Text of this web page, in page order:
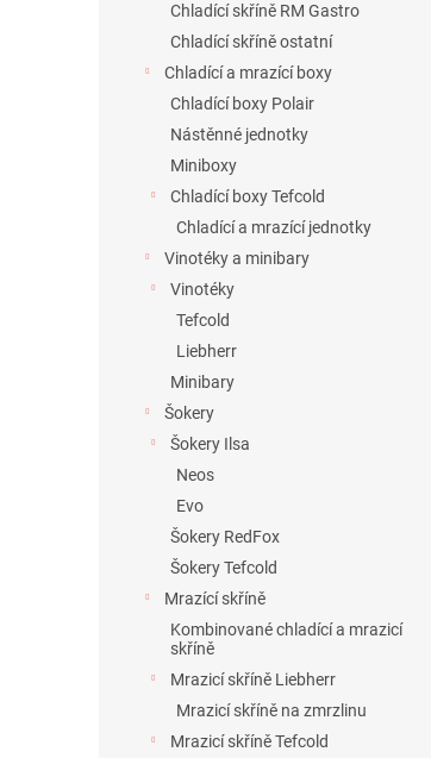
Chladící skříně RM Gastro
Chladící skříně ostatní
Chladící a mrazící boxy
Chladící boxy Polair
Nástěnné jednotky
Miniboxy
Chladící boxy Tefcold
Chladící a mrazící jednotky
Vinotéky a minibary
Vinotéky
Tefcold
Liebherr
Minibary
Šokery
Šokery Ilsa
Neos
Evo
Šokery RedFox
Šokery Tefcold
Mrazící skříně
Kombinované chladící a mrazicí
skříně
Mrazicí skříně Liebherr
Mrazicí skříně na zmrzlinu
Mrazicí skříně Tefcold